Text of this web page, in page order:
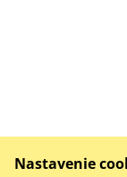
Nastavenie